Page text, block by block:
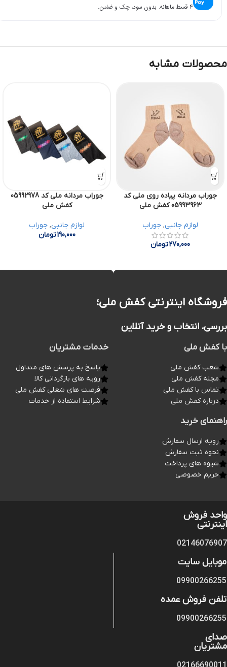
۴ قسط ماهانه. بدون سود، چک و ضامن.
محصولات مشابه
جوراب مردانه پیاده روی ملی کد
05993963 کفش ملی
لوازم جانبی, جوراب
270,000تومان
جوراب مردانه ملی کد 05992978
کفش ملی
لوازم جانبی, جوراب
190,000تومان
فروشگاه اینترنتی کفش ملی؛
بررسی، انتخاب و خرید آنلاین
با کفش ملی
شعب کفش ملی
مجله کفش ملی
تماس با کفش ملی
درباره کفش ملی
خدمات مشتریان
پاسخ به پرسش های متداول
رویه های بازگردانی کالا
فرصت های شغلی کفش ملی
شرایط استفاده از خدمات
راهنمای خرید
رویه ارسال سفارش
نحوه ثبت سفارش
شیوه های پرداخت
حریم خصوصی
واحد فروش
اینترنتی
02146076907
موبایل سایت
09900266255
تلفن فروش عمده
09900266255
صدای
مشتریان